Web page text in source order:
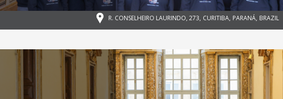
R. CONSELHEIRO LAURINDO, 273, CURITIBA, PARANÁ, BRAZIL